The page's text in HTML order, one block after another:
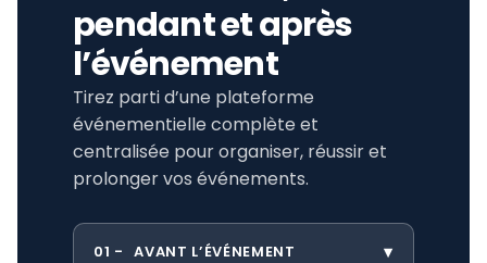
pendant et après
l’événement
Tirez parti d’une plateforme
événementielle complète et
centralisée pour organiser, réussir et
prolonger vos événements.
01 AVANT L’ÉVÉNEMENT